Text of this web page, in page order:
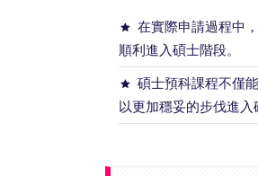
在實際申請過程中
順利進入碩士階段。
碩士預科課程不僅
以更加穩妥的步伐進入